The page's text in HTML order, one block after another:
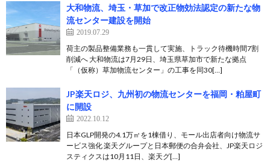
大和物流、埼玉・草加で改正物効法認定の新たな物
流センター建設を開始
2019.07.29
荷主の製品整備業務も一貫して実施、トラック待機時間7割
削減へ 大和物流は7月29日、埼玉県草加市で新たな拠点
「（仮称）草加物流センター」の工事を同30[…]
JP楽天ロジ、九州初の物流センターを福岡・粕屋町
に開設
2022.10.12
日本GLP開発の4.1万㎡を1棟借り、モール出店者向け物流サ
ービス強化 楽天グループと日本郵便の合弁会社、JP楽天ロジ
スティクスは10月11日、楽天グ[…]